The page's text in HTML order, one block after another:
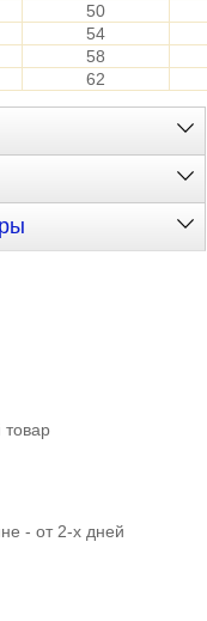
50
54
58
62
- от 2-х дней